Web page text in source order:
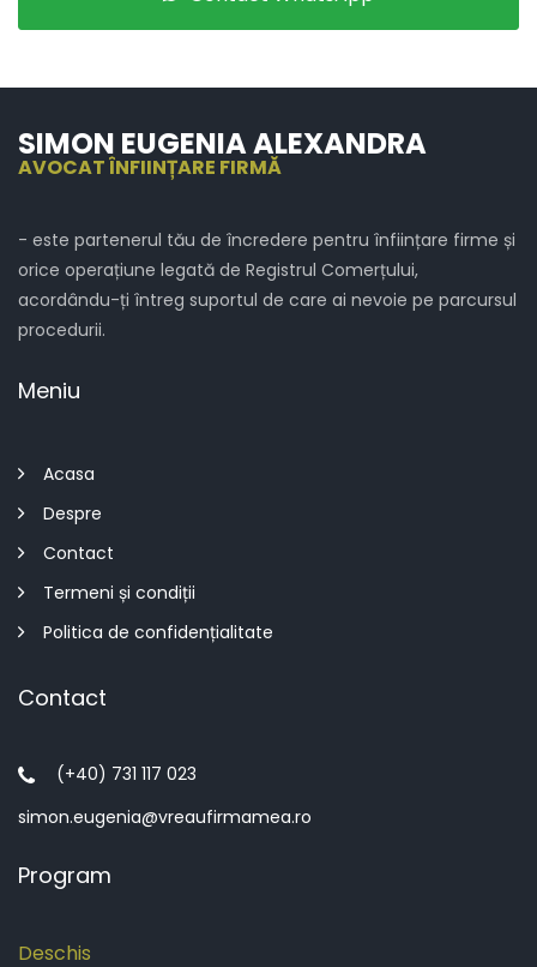
SIMON EUGENIA ALEXANDRA
AVOCAT ÎNFIINȚARE FIRMĂ
- este partenerul tău de încredere pentru înființare firme și
orice operațiune legată de Registrul Comerțului,
acordându-ți întreg suportul de care ai nevoie pe parcursul
procedurii.
Meniu
Acasa
Despre
Contact
Termeni și condiții
Politica de confidențialitate
Contact
(+40) 731 117 023
simon.eugenia@vreaufirmamea.ro
Program
Deschis